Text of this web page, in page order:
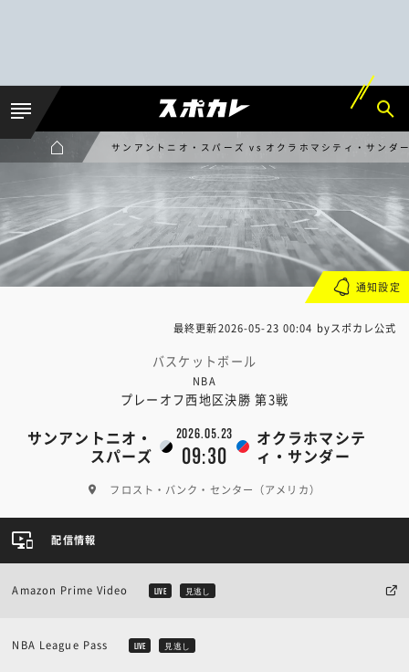
サンアントニオ・スパーズ vs オクラホマシティ・サンダ
最終更新2026-05-23 00:04 byスポカレ公式
バスケットボール
NBA
プレーオフ西地区決勝 第3戦
サンアントニオ・
スパーズ
2026.05.23
09:30
オクラホマシテ
ィ・サンダー
フロスト・バンク・センター（アメリカ）
通知設定
配信情報
Amazon Prime Video LIVE 見逃し
NBA League Pass LIVE 見逃し